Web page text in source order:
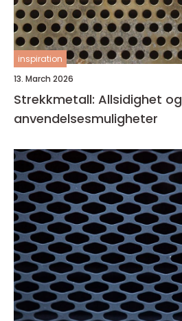
inspiration
13. March 2026
Strekkmetall: Allsidighet og
anvendelsesmuligheter